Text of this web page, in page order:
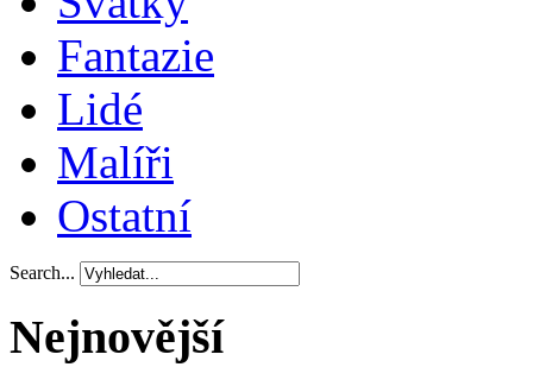
Fantazie
Lidé
Malíři
Ostatní
Search...
Nejnovější